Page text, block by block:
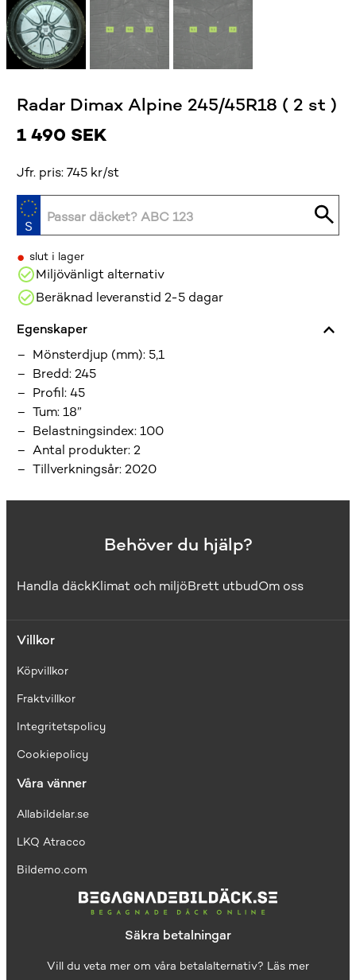
Radar Dimax Alpine 245/45R18 ( 2 st )
1 490 SEK
Jfr. pris: 745 kr/st
• slut i lager
Miljövänligt alternativ
Beräknad leveranstid 2-5 dagar
Egenskaper
Mönsterdjup (mm): 5,1
Bredd:245
Profil:45
Tum:18”
Belastningsindex:100
Antal produkter:2
Tillverkningsår:2020
Behöver du hjälp?
Handla däckKlimat och miljöBrett utbudOm oss
Villkor
Köpvillkor
Fraktvillkor
Integritetspolicy
Cookiepolicy
Våra vänner
Allabildelar.se
LKQ Atracco
Bildemo.com
Säkra betalningar
Vill du veta mer om våra betalalternativ? Läs mer